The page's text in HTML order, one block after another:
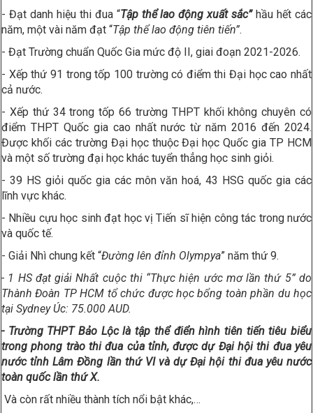
- Đạt danh hiệu thi đua “Tập thể lao động xuất sắc”hầu hết các
năm, một vài năm đạt “Tập thể lao động tiên tiến”.
- Đạt Trường chuẩn Quốc Gia mức độ II, giai đoạn 2021-2026.
- Xếp thứ 91 trong tốp 100 trường có điểm thi Đại học cao nhất
cả nước.
- Xếp thứ 34 trong tốp 66 trường THPT khối không chuyên có
điểm THPT Quốc gia cao nhất nước từ năm 2016 đến 2024.
Được khối các trường Đại học thuộc Đại học Quốc gia TP HCM
và một số trường đại học khác tuyển thẳng học sinh giỏi.
- 39 HS giỏi quốc gia các môn văn hoá, 43 HSG quốc gia các
lĩnh vực khác.
- Nhiều cựu học sinh đạt học vị Tiến sĩ hiện công tác trong nước
và quốc tế.
- Giải Nhì chung kết “Đường lên đỉnh Olympya” năm thứ 9.
- 1 HS đạt giải Nhất cuộc thi “Thực hiện ước mơ lần thứ 5” do
Thành Đoàn TP HCM tổ chức được học bổng toàn phần du học
tại Sydney Úc: 75.000 AUD.
- Trường THPT Bảo Lộc là tập thể điển hình tiên tiến tiêu biểu
trong phong trào thi đua của tỉnh, được dự Đại hội thi đua yêu
nước tỉnh Lâm Đồng lần thứ VI và dự Đại hội thi đua yêu nước
toàn quốc lần thứ X.
Và còn rất nhiều thành tích nổi bật khác,…